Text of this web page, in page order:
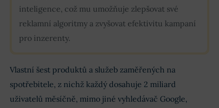
inteligence, což mu umožňuje zlepšovat své
reklamní algoritmy a zvyšovat efektivitu kampaní
pro inzerenty.
Vlastní šest produktů a služeb zaměřených na
spotřebitele, z nichž každý dosahuje 2 miliard
uživatelů měsíčně, mimo jiné vyhledávač Google,